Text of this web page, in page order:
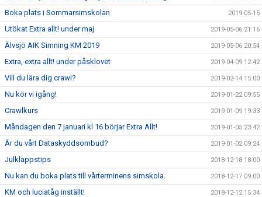
Boka plats i Sommarsimskolan 2019-05-15
Utökat Extra allt! under maj 2019-05-06 21:16
Älvsjö AIK Simning KM 2019 2019-05-06 20:54
Extra, extra allt! under påsklovet 2019-04-09 12:42
Vill du lära dig crawl? 2019-02-14 15:00
Nu kör vi igång! 2019-01-22 09:55
Crawlkurs 2019-01-09 19:33
Måndagen den 7 januari kl 16 börjar Extra Allt! 2019-01-05 23:42
Är du vårt Dataskyddsombud? 2019-01-02 09:24
Julklappstips 2018-12-18 18:00
Nu kan du boka plats till vårterminens simskola. 2018-12-17 09:00
KM och luciatåg inställt! 2018-12-12 15:34